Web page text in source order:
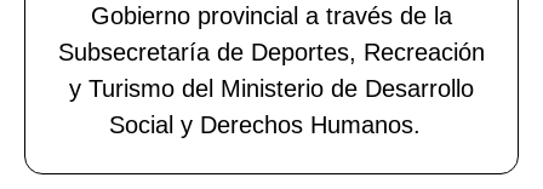
Gobierno provincial a través de la
Subsecretaría de Deportes, Recreación
y Turismo del Ministerio de Desarrollo
Social y Derechos Humanos.